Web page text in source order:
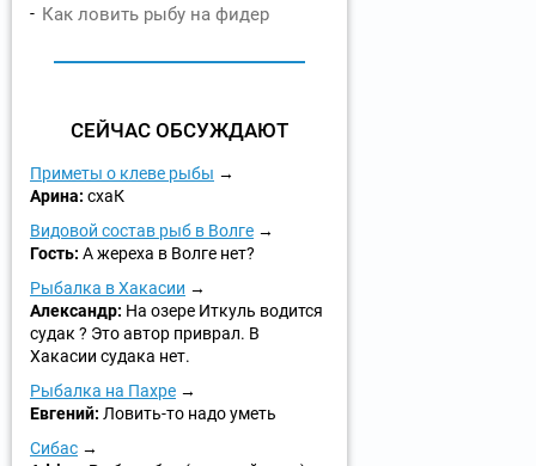
Как ловить рыбу на фидер
СЕЙЧАС ОБСУЖДАЮТ
Приметы о клеве рыбы
Арина: схаК
Видовой состав рыб в Волге
Гость: А жереха в Волге нет?
Рыбалка в Хакасии
Александр: На озере Иткуль водится
судак ? Это автор приврал. В
Хакасии судака нет.
Рыбалка на Пахре
Евгений: Ловить-то надо уметь
Сибас